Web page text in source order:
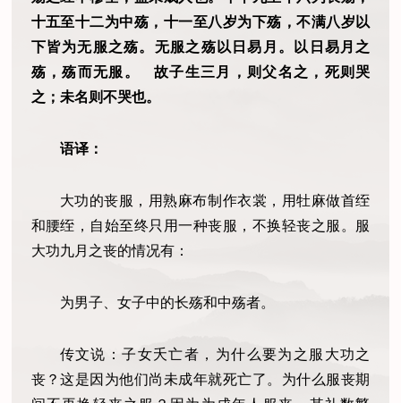
十五至十二为中殇，十一至八岁为下殇，不满八岁以
下皆为无服之殇。无服之殇以日易月。以日易月之
殇，殇而无服。 故子生三月，则父名之，死则哭
之；未名则不哭也。
语译：
大功的丧服，用熟麻布制作衣裳，用牡麻做首绖
和腰绖，自始至终只用一种丧服，不换轻丧之服。服
大功九月之丧的情况有：
为男子、女子中的长殇和中殇者。
传文说：子女夭亡者，为什么要为之服大功之
丧？这是因为他们尚未成年就死亡了。为什么服丧期